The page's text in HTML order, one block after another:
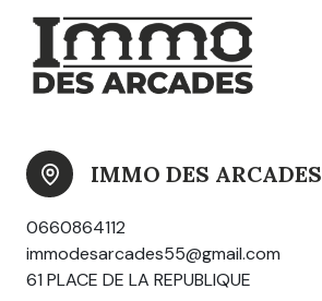
IMMO DES ARCADES
0660864112
immodesarcades55@gmail.com
61 PLACE DE LA REPUBLIQUE